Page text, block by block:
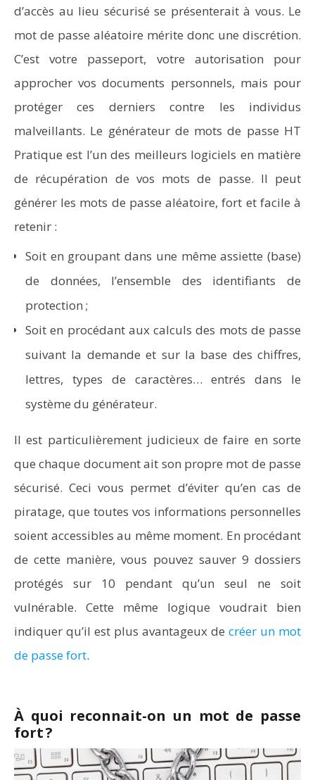
d’accès au lieu sécurisé se présenterait à vous. Le
mot de passe aléatoire mérite donc une discrétion.
C’est votre passeport, votre autorisation pour
approcher vos documents personnels, mais pour
protéger ces derniers contre les individus
malveillants. Le générateur de mots de passe HT
Pratique est l’un des meilleurs logiciels en matière
de récupération de vos mots de passe. Il peut
générer les mots de passe aléatoire, fort et facile à
retenir :
Soit en groupant dans une même assiette (base)
de données, l’ensemble des identifiants de
protection ;
Soit en procédant aux calculs des mots de passe
suivant la demande et sur la base des chiffres,
lettres, types de caractères… entrés dans le
système du générateur.
Il est particulièrement judicieux de faire en sorte
que chaque document ait son propre mot de passe
sécurisé. Ceci vous permet d’éviter qu’en cas de
piratage, que toutes vos informations personnelles
soient accessibles au même moment. En procédant
de cette manière, vous pouvez sauver 9 dossiers
protégés sur 10 pendant qu’un seul ne soit
vulnérable. Cette même logique voudrait bien
indiquer qu’il est plus avantageux de créer un mot
de passe fort.
À quoi reconnait-on un mot de passe
fort ?